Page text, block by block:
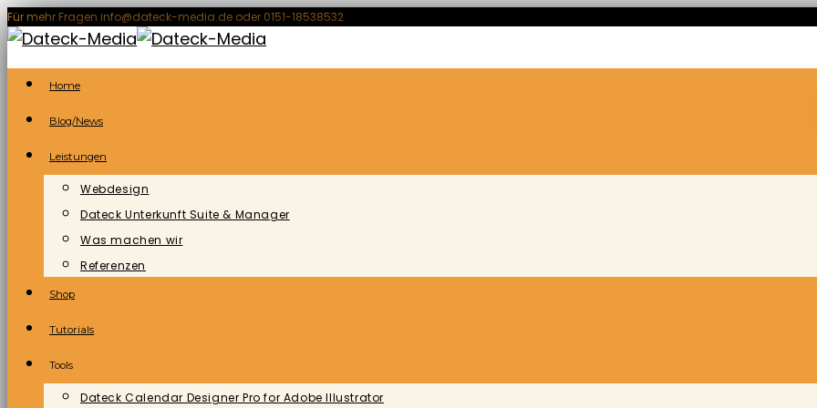
Zum
Inhalt
springen
Für mehr Fragen info@dateck-media.de oder 0151-18538532
Home
Blog/News
Leistungen
Webdesign
Dateck Unterkunft Suite & Manager
Was machen wir
Referenzen
Shop
Tutorials
Tools
Dateck Calendar Designer Pro for Adobe Illustrator